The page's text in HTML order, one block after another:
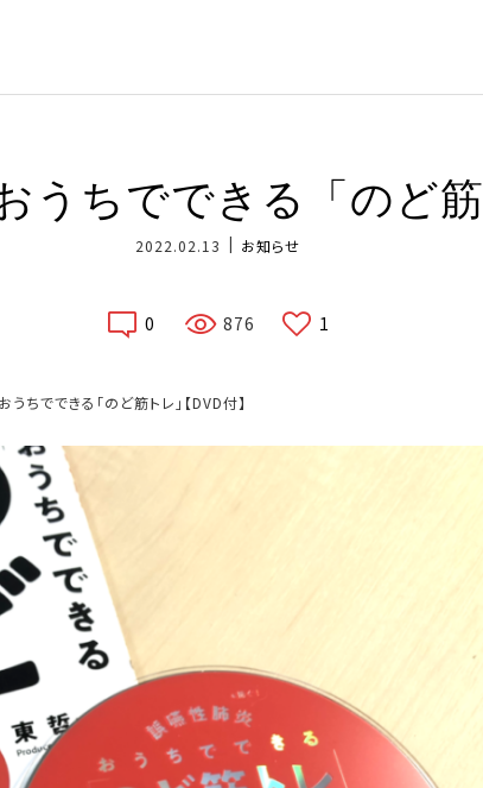
うちでできる「のど
2022.02.13 お知らせ
0 876 1
ちでできる「のど筋トレ」【DVD付】